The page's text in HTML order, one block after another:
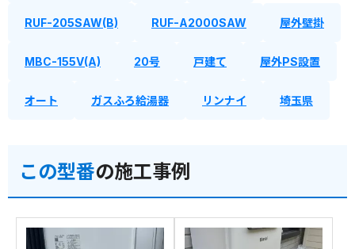
RUF-205SAW(B) RUF-A2000SAW 屋外壁掛
MBC-155V(A) 20号 戸建て 屋外PS設置
オート ガスふろ給湯器 リンナイ 埼玉県
この型番の施工事例